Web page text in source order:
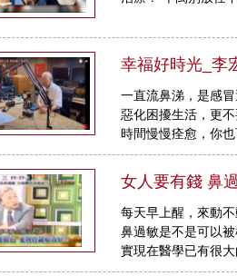
幸福好時光_李
一直流鼻涕，是感
惡化困擾生活，更
時間慢慢痊愈，你
女人要有錢 鼻
每天早上醒，來動
鼻過敏是不是可以
實現在醫學已有很